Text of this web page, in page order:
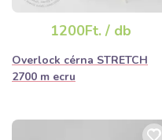
1200Ft. / db
Overlock cérna STRETCH
2700 m ecru